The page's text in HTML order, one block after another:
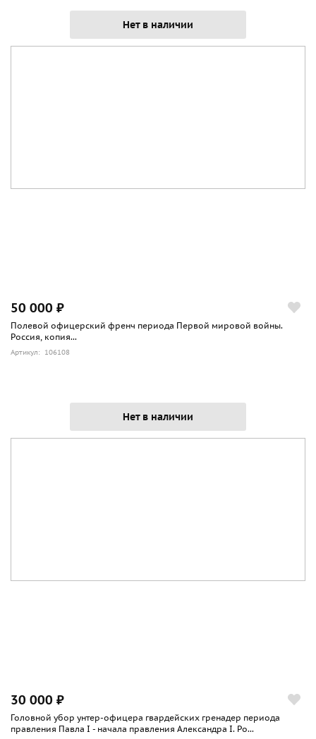
Нет в наличии
50 000 ₽
Полевой офицерский френч периода Первой мировой войны.
Россия, копия...
Артикул: 106108
Нет в наличии
30 000 ₽
Головной убор унтер-офицера гвардейских гренадер периода
правления Павла I - начала правления Александра I. Ро...